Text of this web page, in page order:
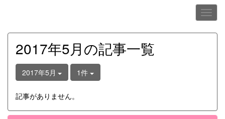
2017年5月の記事一覧
2017年5月 1件
記事がありません。